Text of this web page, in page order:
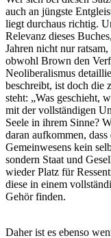
auch an jüngste
liegt durchaus richtig.
Relevanz dieses
Jahren nicht nur
obwohl Brown den
Neoliberalismus
beschreibt, ist doch die
steht: „Was geschieht,
mit der vollständigen
Seele in ihrem Sinne?
daran aufkommen,
Gemeinwesens kein
sondern Staat und
wieder Platz für
diese in einem
Gehör finden.
Daher ist es ebenso